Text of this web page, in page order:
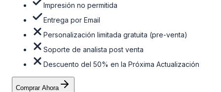
Impresión no permitida
Entrega por Email
Personalización limitada gratuita (pre-venta)
Soporte de analista post venta
Descuento del 50% en la Próxima Actualización
Comprar Ahora